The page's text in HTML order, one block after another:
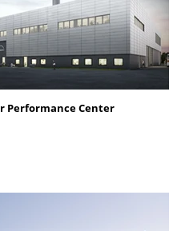
Performance Center